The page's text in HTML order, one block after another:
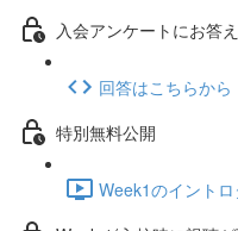
入会アンケートにお答
回答はこちらから
特別無料公開
Week1のイント